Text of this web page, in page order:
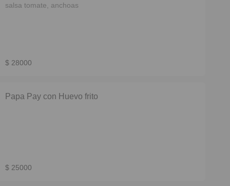
salsa tomate, anchoas
$ 28000
Papa Pay con Huevo frito
$ 25000